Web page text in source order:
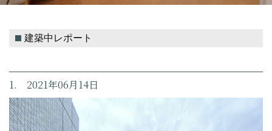
建築中レポート
1. 2021年06月14日